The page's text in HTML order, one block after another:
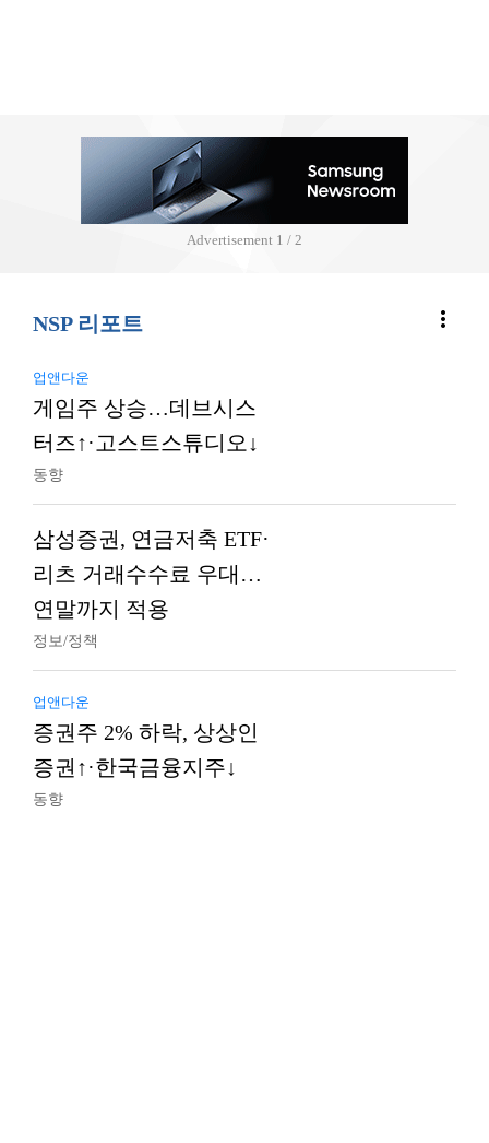
Advertisement 2 / 2
NSP 리포트 more_vert
업앤다운
게임주 상승…데브시스
터즈↑·고스트스튜디오↓
동향
삼성증권, 연금저축 ETF·
리츠 거래수수료 우대…
연말까지 적용
정보/정책
업앤다운
증권주 2% 하락, 상상인
증권↑·한국금융지주↓
동향